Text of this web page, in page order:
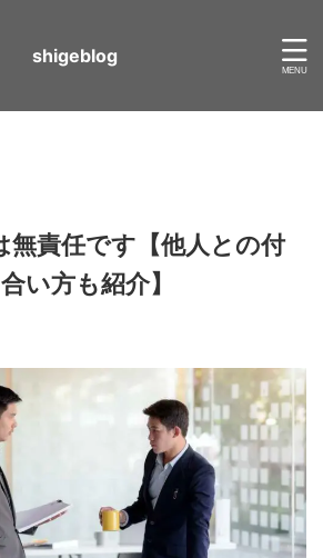
shigeblog
無責任です【他人との付
い方も紹介】